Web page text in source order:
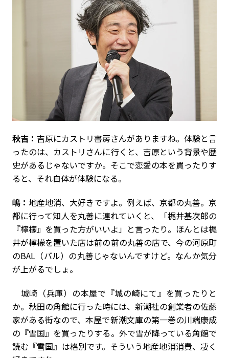
秋吉： 吉原にカストリ書房さんがありますね。体験と言
ったのは、カストリさんに行くと、吉原という背景や歴
史があるじゃないですか。そこで恋愛の本を買ったりす
ると、それ自体が体験になる。
嶋： 地産地消、大好きですよ。例えば、京都の丸善。京
都に行って知人を丸善に連れていくと、「梶井基次郎の
『檸檬』を買った方がいいよ」と言ったり。ほんとは梶
井が檸檬を置いた店は前の前の丸善の店で、今の河原町
のBAL（バル）の丸善じゃないんですけど。なんか気分
が上がるでしょ。
城崎（兵庫）の本屋で『城の崎にて』を買ったりと
か。秋田の角館に行った時には、新潮社の創業者の佐藤
家がある街なので、本屋で新潮文庫の第一巻の川端康成
の『雪国』を買ったりする。外で雪が降っている角館で
読む『雪国』は格別です。そういう地産地消消費、凄く